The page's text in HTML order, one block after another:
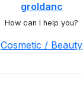
groldanc
How can I help you?
Cosmetic / Beauty